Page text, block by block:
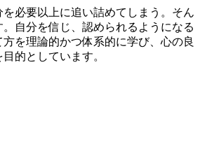
必要以上に追い詰めてしまう。そん
自分を信じ、認められるようになる
方を理論的かつ体系的に学び、心の良
的としています。